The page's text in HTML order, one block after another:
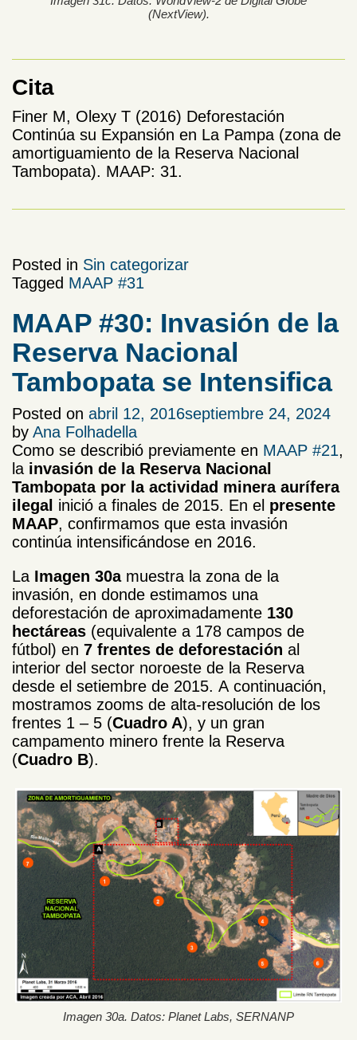
(NextView).
Cita
Finer M, Olexy T (2016) Deforestación
Continúa su Expansión en La Pampa (zona de
amortiguamiento de la Reserva Nacional
Tambopata). MAAP: 31.
Posted in Sin categorizar
Tagged MAAP #31
MAAP #30: Invasión de la
Reserva Nacional
Tambopata se Intensifica
Posted on abril 12, 2016septiembre 24, 2024
by Ana Folhadella
Como se describió previamente en MAAP #21,
la invasión de la Reserva Nacional
Tambopata por la actividad minera aurífera
ilegal inició a finales de 2015. En el presente
MAAP, confirmamos que esta invasión
continúa intensificándose en 2016.
La Imagen 30amuestra la zona de la
invasión, en donde estimamos una
deforestación de aproximadamente 130
hectáreas (equivalente a 178 campos de
fútbol) en 7 frentes de deforestación al
interior del sector noroeste de la Reserva
desde el setiembre de 2015. A continuación,
mostramos zooms de alta-resolución de los
frentes 1 – 5 (Cuadro A), y un gran
campamento minero frente la Reserva
(Cuadro B).
Imagen 30a. Datos: Planet Labs, SERNANP